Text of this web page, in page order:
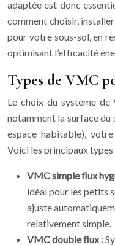
adaptée est donc
comment choisir,
pour votre sous-sol, en
optimisant l’efficacité
Types de VMC
Le choix du système
notamment la surface du
espace habitable),
Voici les principaux types
VMC simple flux
idéal pour les petits
ajuste
relativement simple.
VMC double flux :